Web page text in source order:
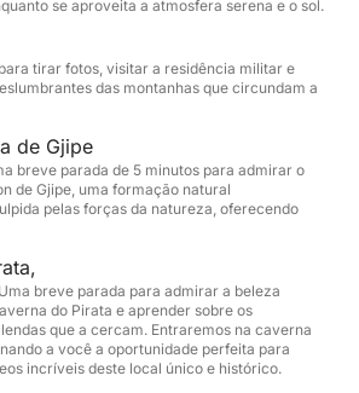
de mergulho e água
para que você possa chegar
mais exclusivos do passeio é a
Gêmeas de São Teodoro e na
Piratas de barco, deslizando por
para vivenciar sua
e atmosfera a partir da própria
rara que transforma o
e inesquecível.
se aproveita a atmosfera serena e o sol.
tirar fotos, visitar a residência militar e
das montanhas que circundam a
de Gjipe
breve parada de 5 minutos para admirar o
de Gjipe, uma formação natural
pelas forças da natureza, oferecendo
breve parada para admirar a beleza
do Pirata e aprender sobre os
que a cercam. Entraremos na caverna
a você a oportunidade perfeita para
incríveis deste local único e histórico.